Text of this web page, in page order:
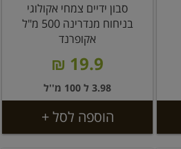
סבון ידיים צמחי אקולוגי
בניחוח מנדרינה 500 מ"ל
אקופרנד
19.9 ₪
3.98 ל 100 מ''ל
הוספה לסל +